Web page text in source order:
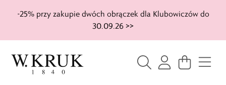
-25% przy zakupie dwóch obrączek dla Klubowiczów do
30.09.26 >>